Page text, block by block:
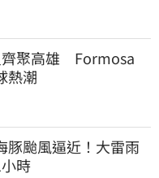
聚高雄　Formosa
熱潮
豚颱風逼近！大雷雨
時